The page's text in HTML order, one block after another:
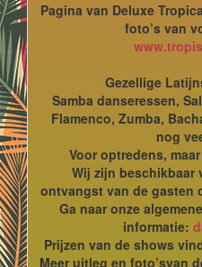
Pagina van Deluxe
foto’s van
Gezellige
Samba danseressen,
Flamenco, Zumba,
nog
Voor optredens,
Wij zijn beschikbaar
ontvangst van de gasten
Ga naar onze
informatie:
Prijzen van de shows
Meer uitleg en foto’svan